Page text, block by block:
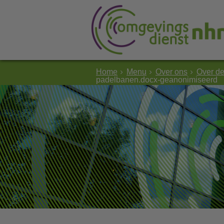
Home Menu Over ons
Over
padelbanen.docx-geanonimiseerd